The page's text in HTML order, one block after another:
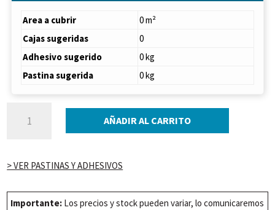
Area a cubrir
0 m²
Cajas sugeridas
0
Adhesivo sugerido
0 kg
Pastina sugerida
0 kg
PORCELANATO
60x60
M2)
AÑADIR AL CARRITO
> VER PASTINAS Y ADHESIVOS
Importante: Los precios y stock pueden variar, lo comunicaremos